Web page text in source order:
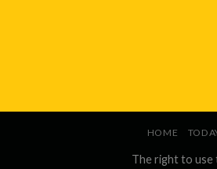
HOME
The right to